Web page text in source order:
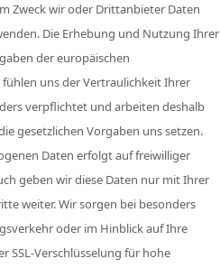
Zweck wir oder Drittanbieter Daten
Die Erhebung und Nutzung Ihrer
der europäischen
uns der Vertraulichkeit Ihrer
verpflichtet und arbeiten deshalb
gesetzlichen Vorgaben uns setzen.
Daten erfolgt auf freiwilliger
geben wir diese Daten nur mit Ihrer
weiter. Wir sorgen bei besonders
oder im Hinblick auf Ihre
SSL-Verschlüsselung für hohe